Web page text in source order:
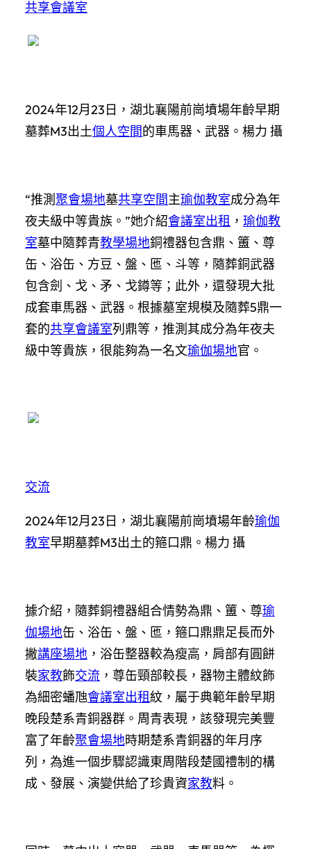
共享會議室
2024年12月23日，湖北襄陽前崗墳場年齡早期
墓葬M3出土個人空間的車馬器、武器。楊力 攝
“推測聚會場地墓共享空間主瑜伽教室成分為年
夜夫級中等貴族。”她介紹會議室出租 ， 瑜伽教
室墓中隨葬青教學場地銅禮器包含鼎、簠、尊
缶、浴缶、方豆、盤、匜、斗等，隨葬銅武器
包含劍、戈、矛、戈鐏等；此外，還發現大批
成套車馬器、武器。根據墓室規模及隨葬5鼎一
套的共享會議室列鼎等，推測其成分為年夜夫
級中等貴族，很能夠為一名文瑜伽場地官。
交流
2024年12月23日，湖北襄陽前崗墳場年齡瑜伽
教室早期墓葬M3出土的箍口鼎。楊力 攝
據介紹，隨葬銅禮器組合情勢為鼎、簠、尊瑜
伽場地缶、浴缶、盤、匜，箍口鼎鼎足長而外
撇講座場地 ，浴缶整器較為瘦高，肩部有圓餅
裝家教飾交流 ，尊缶頸部較長，器物主體紋飾
為細密蟠虺會議室出租紋，屬于典範年齡早期
晚段楚系青銅器群。周青表現，該發現完美豐
富了年齡聚會場地時期楚系青銅器的年月序
列，為進一個步驟認識東周階段楚國禮制的構
成、發展、演變供給了珍貴資家教料。